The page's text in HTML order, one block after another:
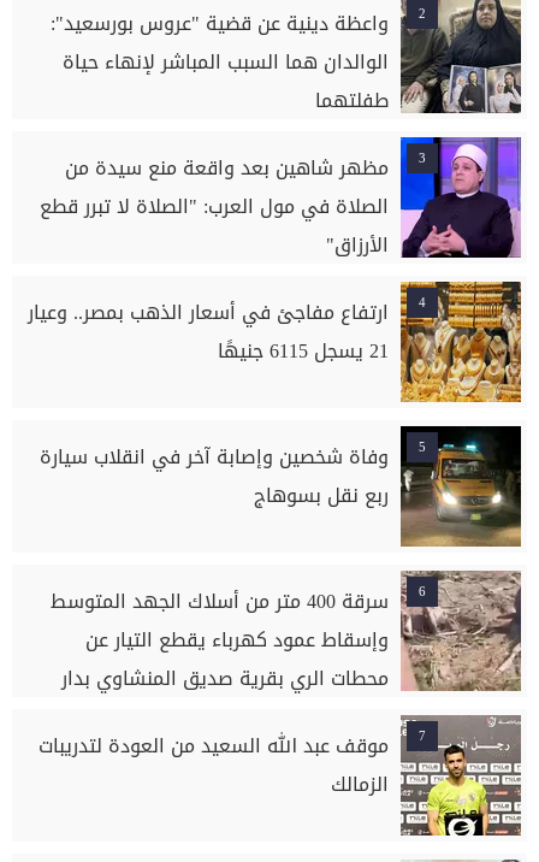
2
واعظة دينية عن قضية "عروس بورسعيد":
الوالدان هما السبب المباشر لإنهاء حياة
طفلتهما
3
مظهر شاهين بعد واقعة منع سيدة من
الصلاة في مول العرب: "الصلاة لا تبرر قطع
الأرزاق"
4
ارتفاع مفاجئ في أسعار الذهب بمصر.. وعيار
21 يسجل 6115 جنيهًا
5
وفاة شخصين وإصابة آخر في انقلاب سيارة
ربع نقل بسوهاج
6
سرقة 400 متر من أسلاك الجهد المتوسط
وإسقاط عمود كهرباء يقطع التيار عن
محطات الري بقرية صديق المنشاوي بدار
7
موقف عبد الله السعيد من العودة لتدريبات
الزمالك